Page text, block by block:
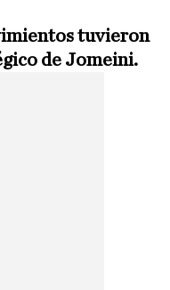
tuvieron
de Jomeini.